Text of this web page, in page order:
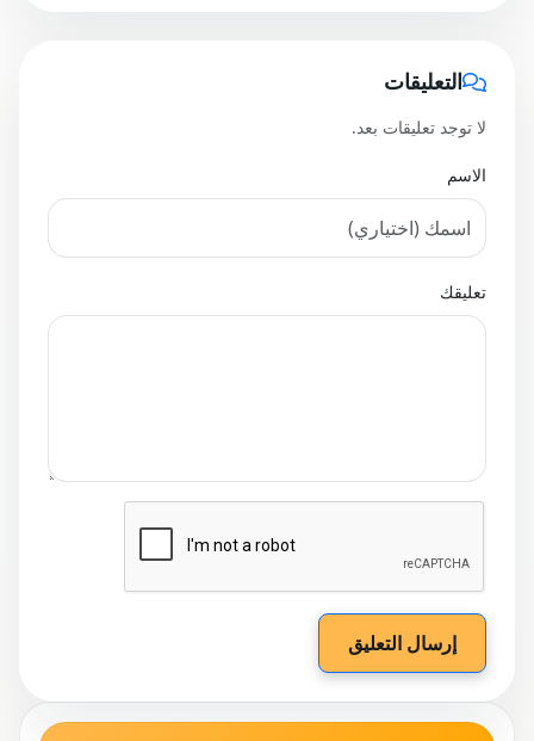
التعليقات
لا توجد تعليقات بعد.
الاسم
تعليقك
إرسال التعليق